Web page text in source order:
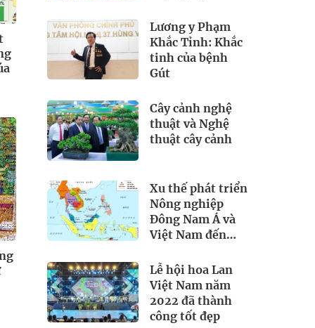
nhỏ
Lương y Phạm
Khắc Tỉnh: Khắc
tinh của bệnh
Gút
Cây cảnh nghệ
thuật và Nghệ
thuật cây cảnh
Xu thế phát triển
Nông nghiệp
Đông Nam Á và
Việt Nam đến
nhìn 2050
Lễ hội hoa Lan
Việt Nam năm
2022 đã thành
công tốt đẹp